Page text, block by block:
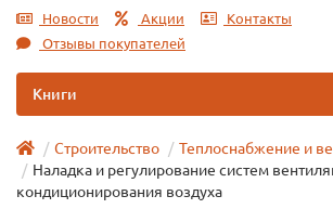
Новости Акции
Контакты
Отзывы покупателей
Книги
Строительство
Теплоснабжение и
Наладка и регулирование систем
кондиционирования воздуха